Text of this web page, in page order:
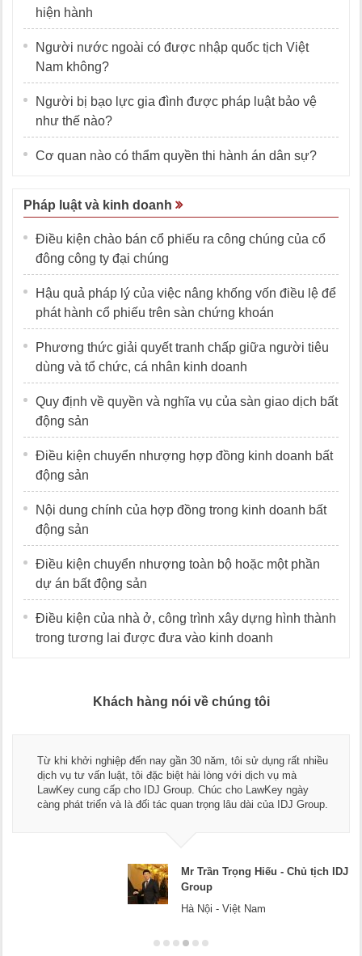
hiện hành
Người nước ngoài có được nhập quốc tịch Việt
Nam không?
Người bị bạo lực gia đình được pháp luật bảo vệ
như thế nào?
Cơ quan nào có thẩm quyền thi hành án dân sự?
Pháp luật và kinh doanh
Điều kiện chào bán cổ phiếu ra công chúng của cổ
đông công ty đại chúng
Hậu quả pháp lý của việc nâng khống vốn điều lệ để
phát hành cổ phiếu trên sàn chứng khoán
Phương thức giải quyết tranh chấp giữa người tiêu
dùng và tổ chức, cá nhân kinh doanh
Quy định về quyền và nghĩa vụ của sàn giao dịch bất
động sản
Điều kiện chuyển nhượng hợp đồng kinh doanh bất
động sản
Nội dung chính của hợp đồng trong kinh doanh bất
động sản
Điều kiện chuyển nhượng toàn bộ hoặc một phần
dự án bất động sản
Điều kiện của nhà ở, công trình xây dựng hình thành
trong tương lai được đưa vào kinh doanh
Khách hàng nói về chúng tôi
Thay mặt Công ty Dương Cafe, tôi xin chân thành cảm ơn đội
ngũ luật sư, kế toán của LawKey. Thực sự yên tâm khi sử
dụng dịch vụ tư vấn pháp luật và kế toán thuế bên các bạn.
Chúc các bạn phát triển hơn, phục vụ tốt hơn cho cộng đồng
Hà Nội